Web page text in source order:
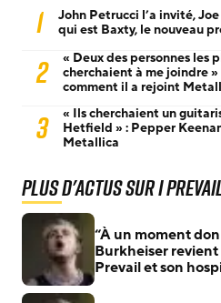
1
John Petrucci l’a invité,
qui est Baxty, le nouveau
2
« Deux des personnes les
cherchaient à me joindre
comment il a rejoint
3
« Ils cherchaient un
Hetfield » : Pepper
Metallica
Plus d'actus sur I
“À un moment
Burkheiser revient
Prevail et son